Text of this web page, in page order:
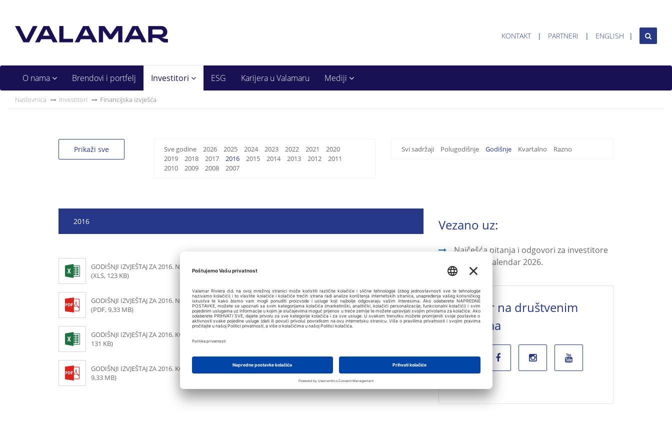
KONTAKT PARTNERI ENGLISH
O nama Brendovi i portfelj Investitori ESG Karijera u Valamaru Mediji
Naslovnica Investitori Financijska izvješća
Prikaži sve Sve godine 2026 2025 2024 2023 2022 2021
2020
2019
2018 2017 2016 2015 2014 2013 2012
2011
2010
2009 2008 2007
Svi sadržaji Polugodišnje Godišnje Kvartalno Razno
2016
GODIŠNJI IZVJEŠTAJ ZA 2016. NEKONSOLIDIRANI (XLS)
(XLS, 123 KB)
GODIŠNJI IZVJEŠTAJ ZA 2016. NEKONSOLIDIRANI (PDF)
(PDF, 9,33 MB)
Preuzmi Pročitaj online
GODIŠNJI IZVJEŠTAJ ZA 2016. KONSOLIDIRANI (XLS) (XLS,
131 KB)
GODIŠNJI IZVJEŠTAJ ZA 2016. KONSOLIDIRANI (PDF) (PDF,
9,33 MB)
Preuzmi Pročitaj online
Vezano uz:
Najčešća pitanja i odgovori za investitore
Poslovni kalendar 2026.
Valamar na društvenim
mrežama